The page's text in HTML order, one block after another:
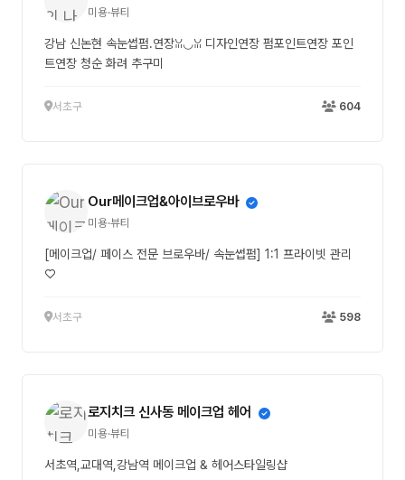
미용·뷰티
강남 신논현 속눈썹펌.연장ꈍ◡ꈍ 디자인연장 펌포인트연장 포인
트연장 청순 화려 추구미
서초구 604
Our메이크업&아이브로우바
미용·뷰티
[메이크업/ 페이스 전문 브로우바/ 속눈썹펌] 1:1 프라이빗 관리
♡
서초구 598
로지치크 신사동 메이크업 헤어
미용·뷰티
서초역,교대역,강남역 메이크업 & 헤어스타일링샵